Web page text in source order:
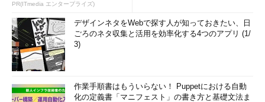
PR(ITmedia エンタープライズ)
デザインネタをWebで探す人が知っておきたい、日
ごろのネタ収集と活用を効率化する4つのアプリ (1/
3)
作業手順書はもういらない！ Puppetにおける自動
化の定義書「マニフェスト」の書き方と基礎文法ま